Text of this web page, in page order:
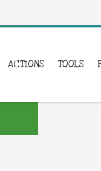
ACTIONS TOOLS